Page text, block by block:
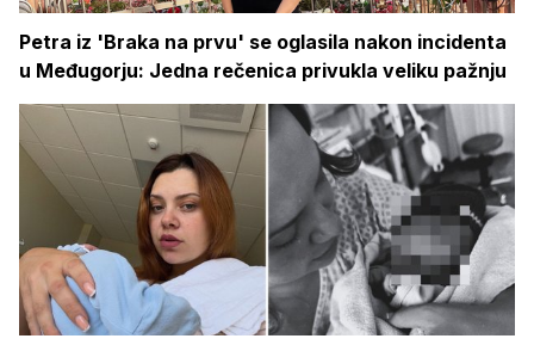
Petra iz 'Braka na prvu' se oglasila nakon incidenta
u Međugorju: Jedna rečenica privukla veliku pažnju